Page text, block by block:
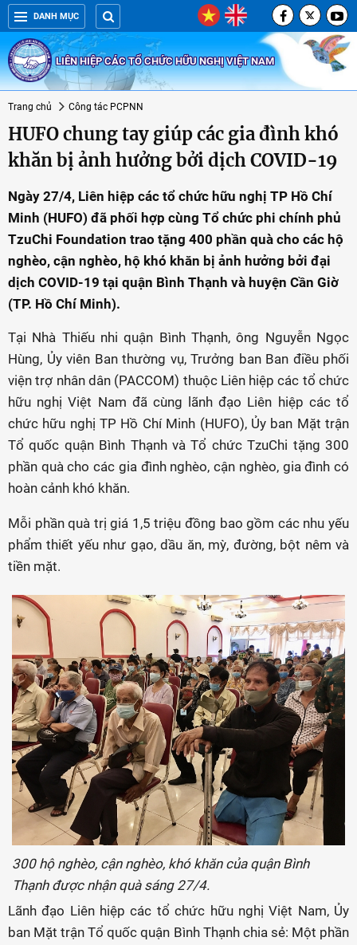
DANH MỤC
LIÊN HIỆP CÁC TỔ CHỨC HỮU NGHỊ VIỆT NAM
Trang chủ Công tác PCPNN
HUFO chung tay giúp các gia đình khó
khăn bị ảnh hưởng bởi dịch COVID-19
Ngày 27/4, Liên hiệp các tổ chức hữu nghị TP Hồ Chí
Minh (HUFO) đã phối hợp cùng Tổ chức phi chính phủ
TzuChi Foundation trao tặng 400 phần quà cho các hộ
nghèo, cận nghèo, hộ khó khăn bị ảnh hưởng bởi đại
dịch COVID-19 tại quận Bình Thạnh và huyện Cần Giờ
(TP. Hồ Chí Minh).
Tại Nhà Thiếu nhi quận Bình Thạnh, ông Nguyễn Ngọc
Hùng, Ủy viên Ban thường vụ, Trưởng ban Ban điều phối
viện trợ nhân dân (PACCOM) thuộc Liên hiệp các tổ chức
hữu nghị Việt Nam đã cùng lãnh đạo Liên hiệp các tổ
chức hữu nghị TP Hồ Chí Minh (HUFO), Ủy ban Mặt trận
Tổ quốc quận Bình Thạnh và Tổ chức TzuChi tặng 300
phần quà cho các gia đình nghèo, cận nghèo, gia đình có
hoàn cảnh khó khăn.
Mỗi phần quà trị giá 1,5 triệu đồng bao gồm các nhu yếu
phẩm thiết yếu như gạo, dầu ăn, mỳ, đường, bột nêm và
tiền mặt.
300 hộ nghèo, cận nghèo, khó khăn của quận Bình
Thạnh được nhận quà sáng 27/4.
Lãnh đạo Liên hiệp các tổ chức hữu nghị Việt Nam, Ủy
ban Mặt trận Tổ quốc quận Bình Thạnh chia sẻ: Một phần